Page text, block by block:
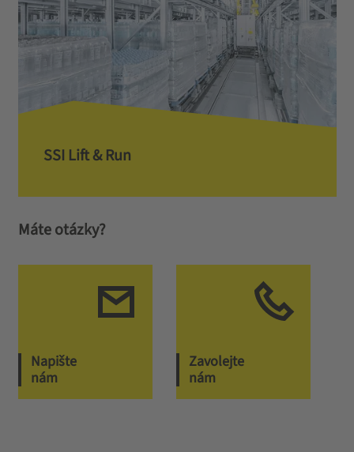
SSI Lift & Run
Máte otázky?
Napište
nám
Zavolejte
nám